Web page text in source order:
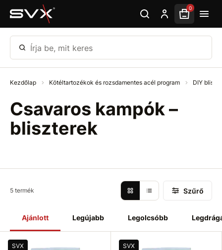
Ugrás az oldal fő részéhez 0
Írja be, mit keres
Kezdőlap Kötéltartozékok és rozsdamentes acél program DIY
Csavaros kampók –
bliszterek
Ajánlott Legújabb Legolcsóbb
5 termék Szűrő
SVX SVX